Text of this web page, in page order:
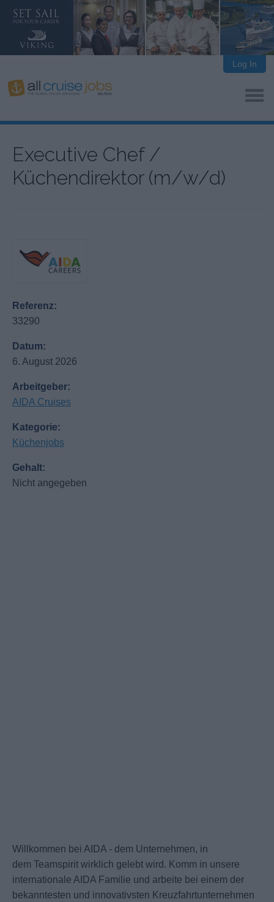
Log In
Executive Chef /
Küchendirektor (m/w/d)
Referenz:
33290
Datum:
6. August 2026
Arbeitgeber:
AIDA Cruises
Kategorie:
Küchenjobs
Gehalt:
Nicht angegeben
Willkommen bei AIDA - dem Unternehmen, in
dem Teamspirit wirklich gelebt wird. Komm in unsere
internationale AIDA Familie und arbeite bei einem der
bekanntesten und innovativsten Kreuzfahrtunternehmen